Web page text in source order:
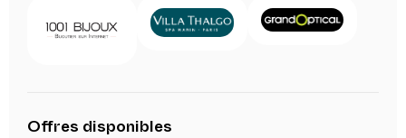
Offres disponibles